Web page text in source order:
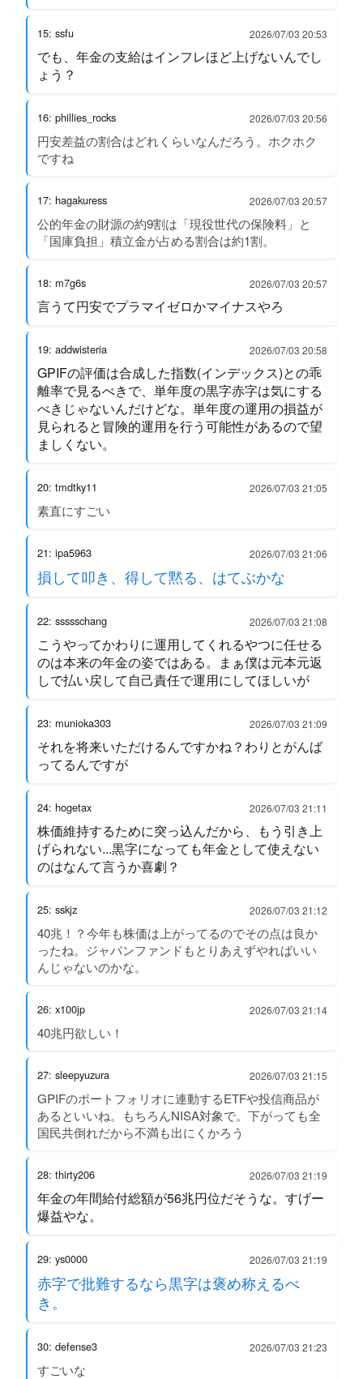
15: ssfu 2026/07/03 20:53
でも、年金の支給はインフレほど上げないんでし
ょう？
16: phillies_rocks 2026/07/03 20:56
円安差益の割合はどれくらいなんだろう。ホクホク
ですね
17: hagakuress 2026/07/03 20:57
公的年金の財源の約9割は「現役世代の保険料」と
「国庫負担」積立金が占める割合は約1割。
18: m7g6s 2026/07/03 20:57
言うて円安でプラマイゼロかマイナスやろ
19: addwisteria 2026/07/03 20:58
GPIFの評価は合成した指数(インデックス)との乖
離率で見るべきで、単年度の黒字赤字は気にする
べきじゃないんだけどな。単年度の運用の損益が
見られると冒険的運用を行う可能性があるので望
ましくない。
20: tmdtky11 2026/07/03 21:05
素直にすごい
21: ipa5963 2026/07/03 21:06
損して叩き、得して黙る、はてぶかな
22: ssssschang 2026/07/03 21:08
こうやってかわりに運用してくれるやつに任せる
のは本来の年金の姿ではある。まぁ僕は元本元返
しで払い戻して自己責任で運用にしてほしいが
23: munioka303 2026/07/03 21:09
それを将来いただけるんですかね？わりとがんば
ってるんですが
24: hogetax 2026/07/03 21:11
株価維持するために突っ込んだから、もう引き上
げられない...黒字になっても年金として使えない
のはなんて言うか喜劇？
25: sskjz 2026/07/03 21:12
40兆！？今年も株価は上がってるのでその点は良か
ったね。ジャパンファンドもとりあえずやればいい
んじゃないのかな。
26: x100jp 2026/07/03 21:14
40兆円欲しい！
27: sleepyuzura 2026/07/03 21:15
GPIFのポートフォリオに連動するETFや投信商品が
あるといいね。もちろんNISA対象で。下がっても全
国民共倒れだから不満も出にくかろう
28: thirty206 2026/07/03 21:19
年金の年間給付総額が56兆円位だそうな。すげー
爆益やな。
29: ys0000 2026/07/03 21:19
赤字で批難するなら黒字は褒め称えるべ
き。
30: defense3 2026/07/03 21:23
すごいな